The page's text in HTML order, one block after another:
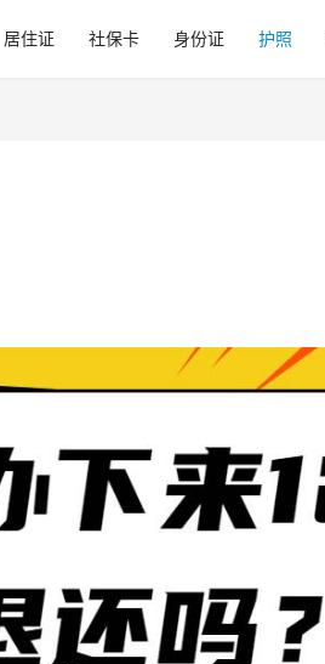
居住证 社保卡 身份证 护照